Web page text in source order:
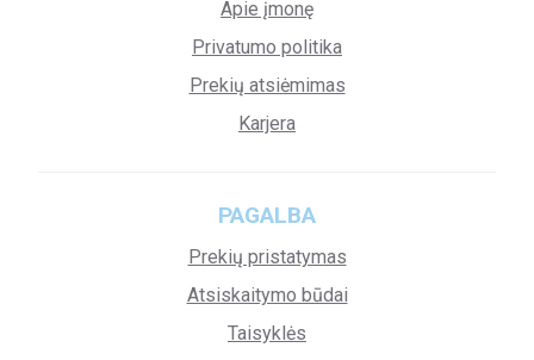
Apie įmonę
Privatumo politika
Prekių atsiėmimas
Karjera
PAGALBA
Prekių pristatymas
Atsiskaitymo būdai
Taisyklės